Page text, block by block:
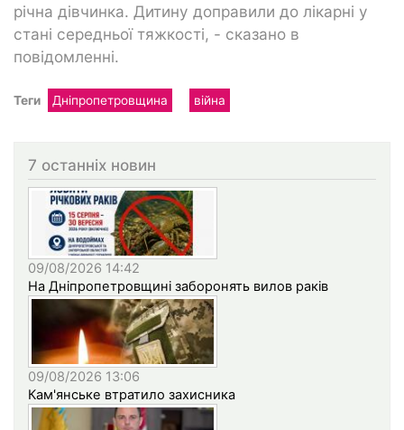
річна дівчинка. Дитину доправили до лікарні у
стані середньої тяжкості, - сказано в
повідомленні.
Теги Дніпропетровщина війна
7 останніх новин
09/08/2026 14:42
На Дніпропетровщині заборонять вилов раків
09/08/2026 13:06
Кам'янське втратило захисника